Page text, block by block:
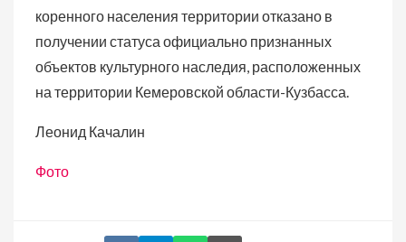
коренного населения территории отказано в
получении статуса официально признанных
объектов культурного наследия, расположенных
на территории Кемеровской области-Кузбасса.
Леонид Качалин
Фото